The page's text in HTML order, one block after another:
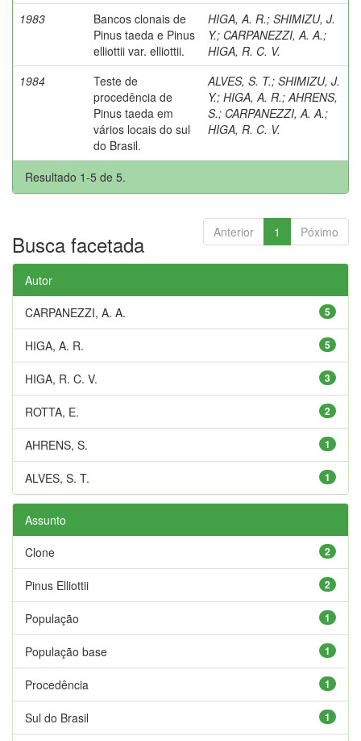
1983
Bancos clonais de
Pinus taeda e Pinus
elliottii var. elliottii.
HIGA, A. R.; SHIMIZU, J.
Y.; CARPANEZZI, A. A.;
HIGA, R. C. V.
1984
Teste de
procedência de
Pinus taeda em
vários locais do sul
do Brasil.
ALVES, S. T.; SHIMIZU, J.
Y.; HIGA, A. R.; AHRENS,
S.; CARPANEZZI, A. A.;
HIGA, R. C. V.
Resultado 1-5 de 5.
Anterior 1 Póximo
Busca facetada
Autor
5
CARPANEZZI, A. A.
5
HIGA, A. R.
3
HIGA, R. C. V.
2
ROTTA, E.
1
AHRENS, S.
1
ALVES, S. T.
Assunto
2
Clone
2
Pinus Elliottii
1
População
1
População base
1
Procedência
1
Sul do Brasil